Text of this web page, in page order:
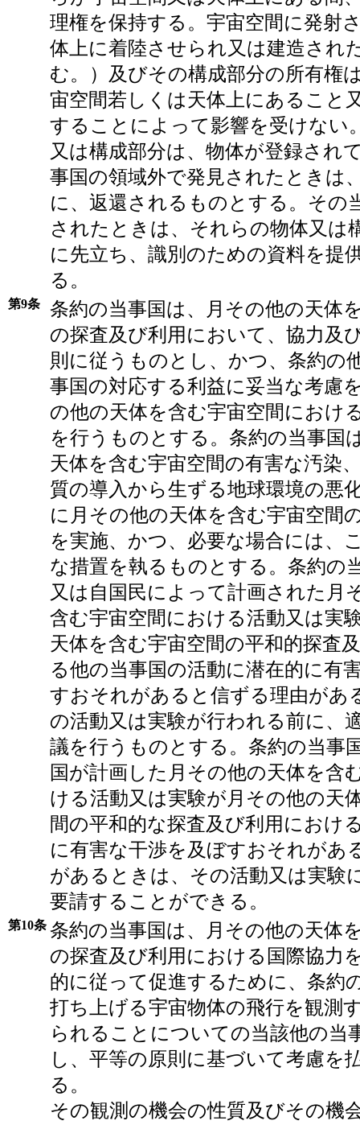
理権を保持する。宇宙空間に発射
体上に着陸させられ又は建造され
む。）及びその構成部分の所有権
宙空間若しくは天体上にあること
することによって影響を受けない
又は構成部分は、物体が登録され
事国の領域外で発見されたときは
に、返還されるものとする。その
されたときは、それらの物体又は
に先立ち、識別のための資料を提
る。
第9条
条約の当事国は、月その他の天体
の探査及び利用において、協力及
則に従うものとし、かつ、条約の
事国の対応する利益に妥当な考慮
の他の天体を含む宇宙空間におけ
を行うものとする。条約の当事国
天体を含む宇宙空間の有害な汚染
質の導入から生ずる地球環境の悪
に月その他の天体を含む宇宙空間
を実施、かつ、必要な場合には、
な措置を執るものとする。条約の
又は自国民によって計画された月
含む宇宙空間における活動又は実
天体を含む宇宙空間の平和的探査
る他の当事国の活動に潜在的に有
すおそれがあると信ずる理由があ
の活動又は実験が行われる前に、
議を行うものとする。条約の当事
国が計画した月その他の天体を含
ける活動又は実験が月その他の天
間の平和的な探査及び利用におけ
に有害な干渉を及ぼすおそれがあ
があるときは、その活動又は実験
要請することができる。
第10条 条約の当事国は、月その他の天体
の探査及び利用における国際協力
的に従って促進するために、条約
打ち上げる宇宙物体の飛行を観測
られることについての当該他の当
し、平等の原則に基づいて考慮を
る。
その観測の機会の性質及びその機